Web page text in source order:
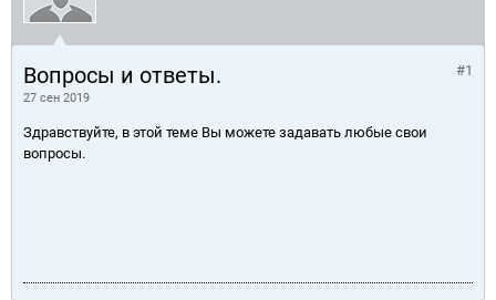
Вопросы и ответы.
27 сен 2019
#1
Здравствуйте, в этой теме Вы можете задавать любые свои
вопросы.